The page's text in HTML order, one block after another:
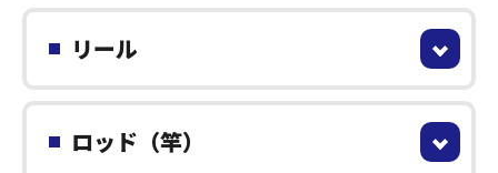
リール
ロッド（竿）